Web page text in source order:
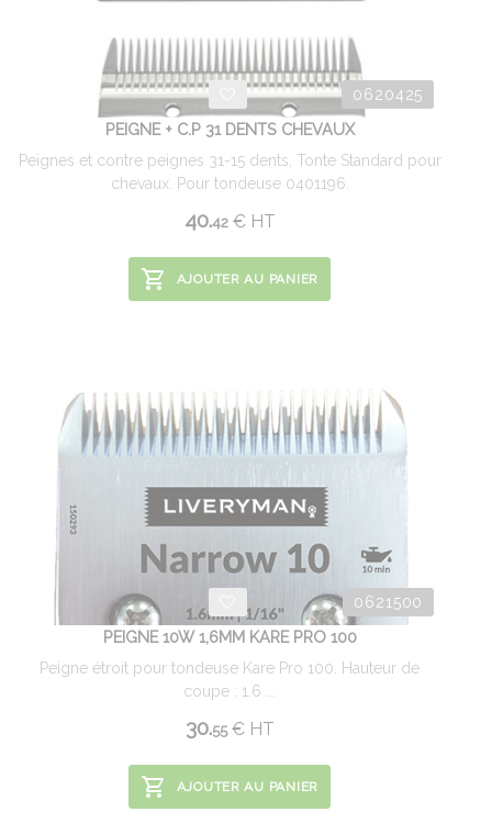
0620425
PEIGNE + C.P 31 DENTS CHEVAUX
Peignes et contre peignes 31-15 dents, Tonte Standard pour
chevaux. Pour tondeuse 0401196.
40.42 €HT
AJOUTER AU PANIER
0621500
PEIGNE 10W 1,6MM KARE PRO 100
Peigne étroit pour tondeuse Kare Pro 100. Hauteur de
coupe : 1.6 ...
30.55 €HT
AJOUTER AU PANIER